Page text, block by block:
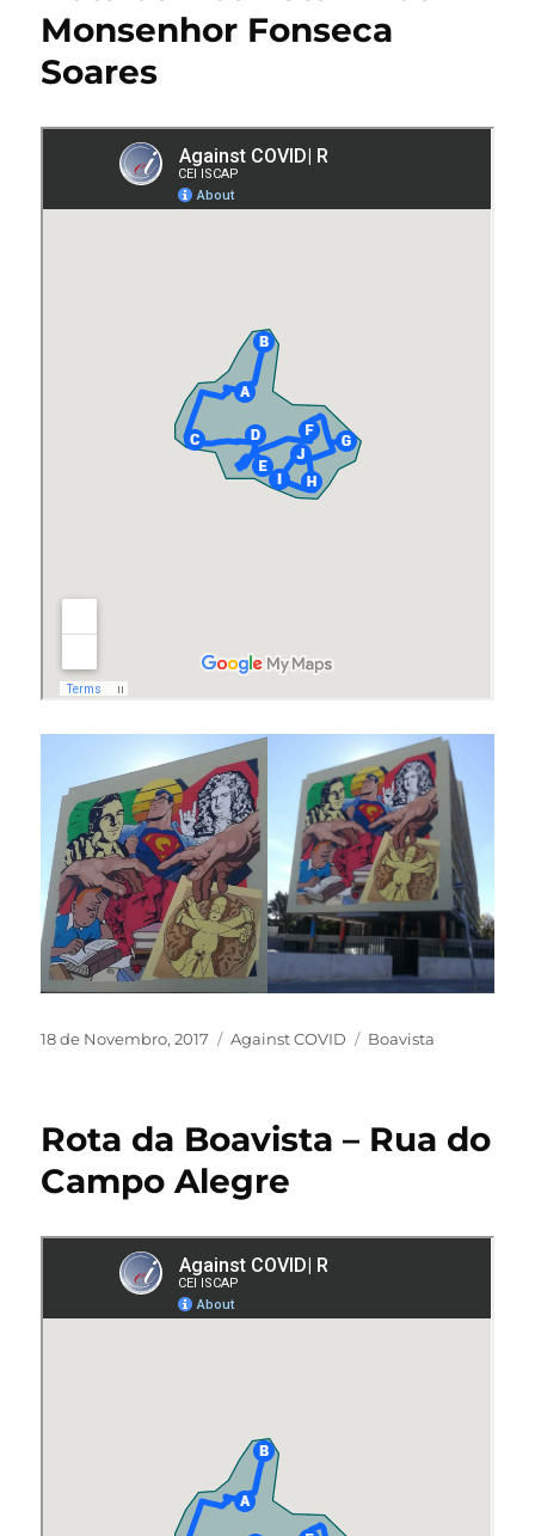
Monsenhor Fonseca
Soares
18 de Novembro, 2017 Against COVID Boavista
Rota da Boavista – Rua do
Campo Alegre